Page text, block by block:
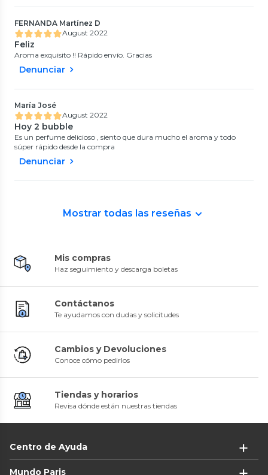
FERNANDA Martínez D
August 2022
Feliz
Aroma exquisito !! Rápido envío. Gracias
Denunciar
María José
August 2022
Hoy 2 bubble
Es un perfume delicioso , siento que dura mucho el aroma y todo
súper rápido desde la compra
Denunciar
Mostrar todas las reseñas
Mis compras
Haz seguimiento y descarga boletas
Contáctanos
Te ayudamos con dudas y solicitudes
Cambios y Devoluciones
Conoce cómo pedirlos
Tiendas y horarios
Revisa dónde están nuestras tiendas
Centro de Ayuda
Mundo Paris